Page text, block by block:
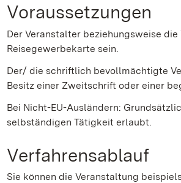
Voraussetzungen
Der Veranstalter beziehungsweise
Reisegewerbekarte sein.
Der/ die schriftlich bevollmächtigte
Besitz einer Zweitschrift oder einer
Bei Nicht-EU-Ausländern:
selbständigen Tätigkeit erlaubt.
Verfahrensablauf
Sie können die Veranstaltung